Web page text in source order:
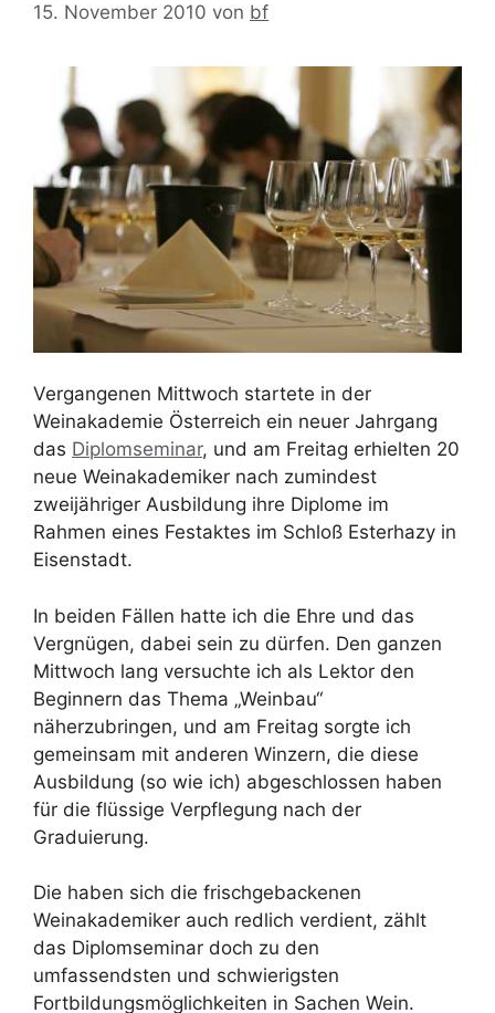
15. November 2010 von bf
Vergangenen Mittwoch startete in der
Weinakademie Österreich ein neuer Jahrgang
das Diplomseminar, und am Freitag erhielten 20
neue Weinakademiker nach zumindest
zweijähriger Ausbildung ihre Diplome im
Rahmen eines Festaktes im Schloß Esterhazy in
Eisenstadt.
In beiden Fällen hatte ich die Ehre und das
Vergnügen, dabei sein zu dürfen. Den ganzen
Mittwoch lang versuchte ich als Lektor den
Beginnern das Thema „Weinbau“
näherzubringen, und am Freitag sorgte ich
gemeinsam mit anderen Winzern, die diese
Ausbildung (so wie ich) abgeschlossen haben
für die flüssige Verpflegung nach der
Graduierung.
Die haben sich die frischgebackenen
Weinakademiker auch redlich verdient, zählt
das Diplomseminar doch zu den
umfassendsten und schwierigsten
Fortbildungsmöglichkeiten in Sachen Wein.